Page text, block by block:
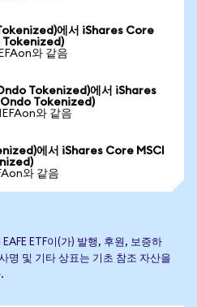
에서 iShares Core
Tokenized)
와 같음
Tokenized)에서 iShares
Tokenized)
와 같음
에서 iShares Core MSCI
와 같음
ETF이(가) 발행, 후원, 보증하
명 및 기타 상표는 기초 참조 자산을